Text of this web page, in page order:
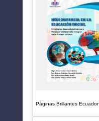
Páginas Brillantes Ecuador